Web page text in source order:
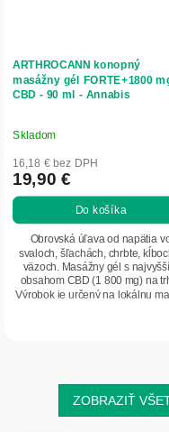
ARTHROCANN konopný
masážny gél FORTE+1800
CBD - 90 ml - Annabis
Skladom
16,18 € bez DPH
19,90 €
Do košíka
Obrovská úľava od napätia
svaloch, šľachách, chrbte,
väzoch. Masážny gél s
obsahom CBD (1 800 mg) na
Výrobok je určený na lokálnu
ZOBRAZIŤ